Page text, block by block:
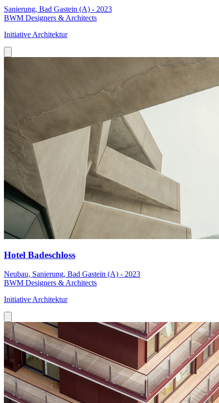
Sanierung, Bad Gastein (A) - 2023
BWM Designers & Architects
Initiative Architektur
Hotel Badeschloss
Neubau, Sanierung, Bad Gastein (A) - 2023
BWM Designers & Architects
Initiative Architektur